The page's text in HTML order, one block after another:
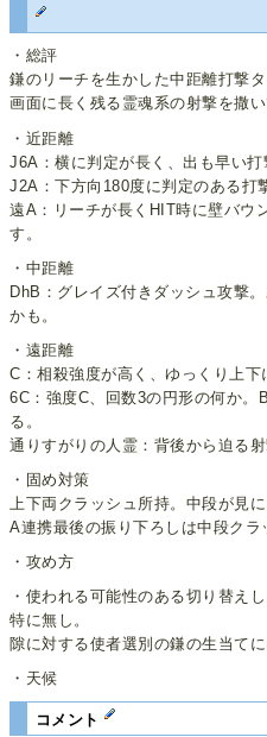
・総評
鎌のリーチを生かした中距離打撃
画面に長く残る霊魂系の射撃を撒
・近距離
J6A：横に判定が長く、出も早い打
J2A：下方向180度に判定のある打
遠A：リーチが長くHIT時に壁バウ
す。
・中距離
DhB：グレイズ付きダッシュ攻撃
かも。
・遠距離
C：相殺強度が高く、ゆっくり上下
6C：強度C、回数3の円形の何か。
る。
通りすがりの人霊：背後から迫る射
・固め対策
上下両クラッシュ所持。中段が見に
A連携最後の振り下ろしは中段クラ
・攻め方
・使われる可能性のある切り替え
特に無し。
隙に対する使者選別の鎌の生当てに
・天候
コメント